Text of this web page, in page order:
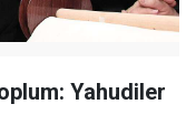
Yahudiler